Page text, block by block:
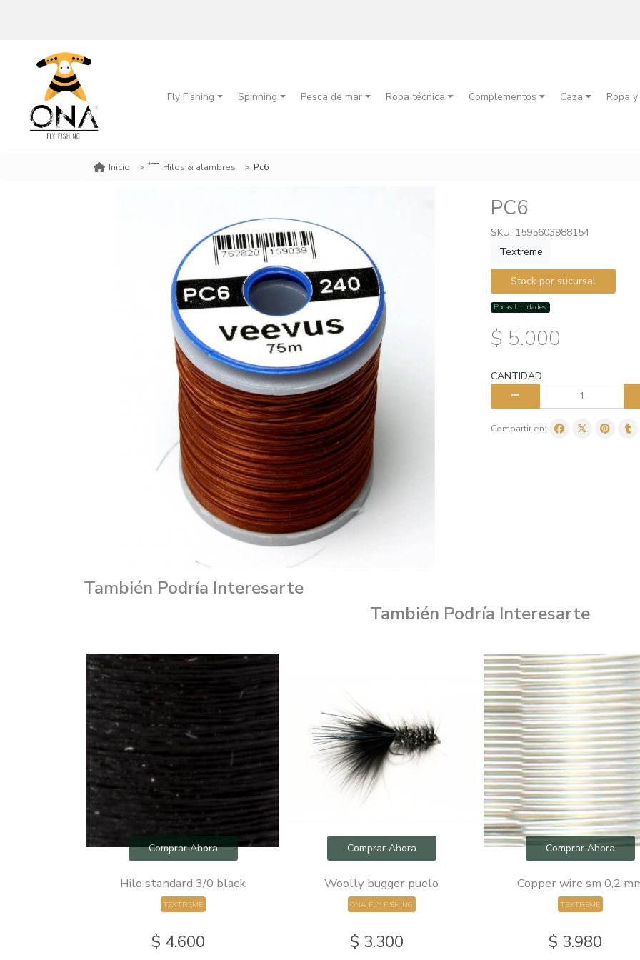
Fly Fishing Spinning Pesca de mar Ropa técnica Complementos Caza Ropa
Inicio Hilos & alambres Pc6
PC6
SKU: 1595603988154
Textreme
Stock por sucursal
Pocas Unidades.
$ 5.000
CANTIDAD
Compartir en:
También Podría Interesarte
También Podría Interesarte
Comprar Ahora
Hilo standard 3/0 black
TEXTREME
$ 4.600
Comprar Ahora
Woolly bugger puelo
ONA FLY FISHING
$ 3.300
Comprar Ahora
Copper wire sm 0,2
TEXTREME
$ 3.980